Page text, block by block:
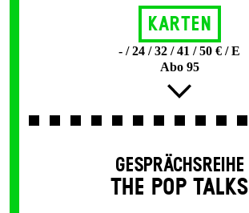
Karten
- / 24 / 32 / 41 / 50 € / E
Abo 95
GESPRÄCHSREIHE
THE POP TALKS